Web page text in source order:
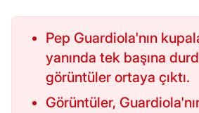
Pep Guardiola'nın
yanında tek başına
görüntüler ortaya çıktı.
Görüntüler,